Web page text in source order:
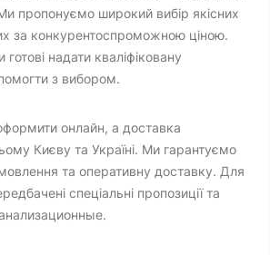
пропонуємо широкий вибір якісних
за конкурентоспроможною ціною.
надати кваліфіковану
з вибором.
онлайн, а доставка
Києву та Україні. Ми гарантуємо
та оперативну доставку. Для
спеціальні пропозиції та